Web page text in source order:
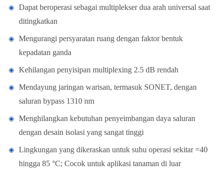
Dapat beroperasi sebagai multiplekser dua arah universal saat
ditingkatkan
Mengurangi persyaratan ruang dengan faktor bentuk
kepadatan ganda
Kehilangan penyisipan multiplexing 2.5 dB rendah
Mendayung jaringan warisan, termasuk SONET, dengan
saluran bypass 1310 nm
Menghilangkan kebutuhan penyeimbangan daya saluran
dengan desain isolasi yang sangat tinggi
Lingkungan yang dikeraskan untuk suhu operasi sekitar =40
hingga 85 °C; Cocok untuk aplikasi tanaman di luar